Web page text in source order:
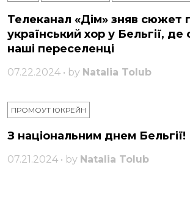
Телеканал «Дім» зняв сюжет
український хор у Бельгії, де
наші переселенці
07.22.2024 • by Natalia Tolub
ПРОМОУТ ЮКРЕЙН
З національним днем ​​Бельгії!
07.21.2024 • by Natalia Tolub